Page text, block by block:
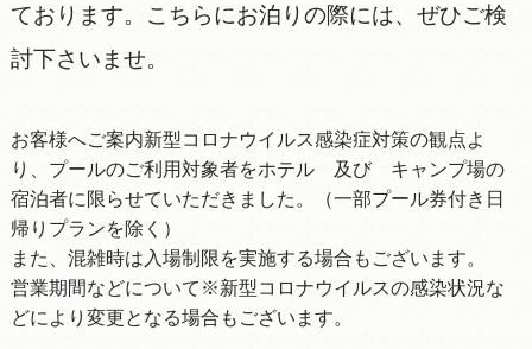
ております。こちらにお泊りの際には、ぜひご検
討下さいませ。
お客様へご案内新型コロナウイルス感染症対策の観点よ
り、プールのご利用対象者をホテル 及び キャンプ場の
宿泊者に限らせていただきました。（一部プール券付き日
帰りプランを除く）
また、混雑時は入場制限を実施する場合もございます。
営業期間などについて※新型コロナウイルスの感染状況な
どにより変更となる場合もございます。